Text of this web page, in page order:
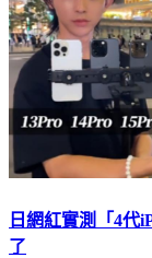
日網紅實測「4
了